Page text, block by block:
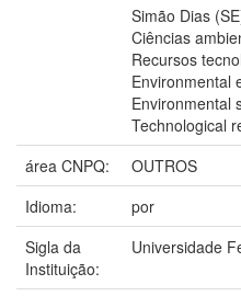
Simão Dias
Ciências
Recursos
Environmental
Environmental
Technological
área CNPQ:
OUTROS
Idioma:
por
Sigla da
Instituição:
Universidade